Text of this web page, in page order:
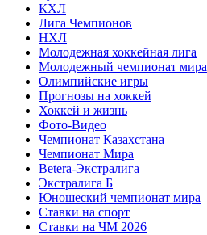
КХЛ
Лига Чемпионов
НХЛ
Молодежная хоккейная лига
Молодежный чемпионат мира
Олимпийские игры
Прогнозы на хоккей
Хоккей и жизнь
Фото-Видео
Чемпионат Казахстана
Чемпионат Мира
Betera-Экстралига
Экстралига Б
Юношеский чемпионат мира
Ставки на спорт
Ставки на ЧМ 2026